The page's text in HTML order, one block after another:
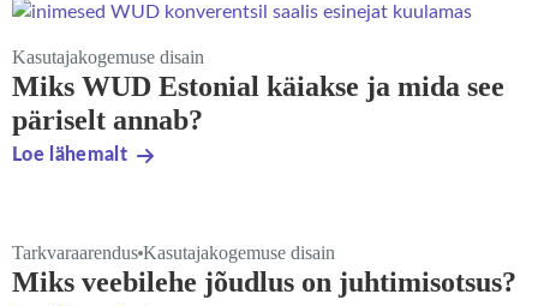
Kasutajakogemuse disain
Miks WUD Estonial käiakse ja mida see
päriselt annab?
Loe lähemalt
Tarkvaraarendus Kasutajakogemuse disain
Miks veebilehe jõudlus on juhtimisotsus?